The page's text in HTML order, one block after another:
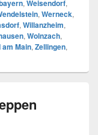
, Weisendorf,
, Werneck,
, Willanzheim,
, Wolnzach,
am Main, Zellingen,